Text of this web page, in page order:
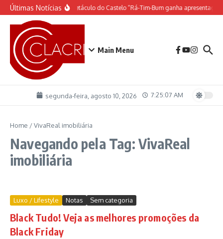
Ir para o conteúdo
Últimas NotíciasO espetáculo do Castelo “Rá-Tim-Bum ganha
Main Menu
segunda-feira, agosto 10, 2026 7:25:07 AM
Home /VivaReal imobiliária
Navegando pela Tag: VivaReal
imobiliária
Luxo / Lifestyle Notas Sem categoria
Black Tudo! Veja as melhores promoções da
Black Friday